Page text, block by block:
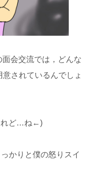
会交流では，どんな
されているんでしょ
れど…ね←)
かりと僕の怒りスイ